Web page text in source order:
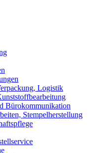
Logistik
Bürokommunikation
Stempelherstellung